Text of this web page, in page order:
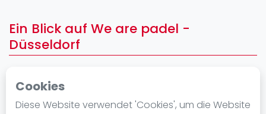
Cookies
Diese Website verwendet 'Cookies', um die Website
Frauen
FIP Männer
Blog
Ein Blick auf We are padel -
Düsseldorf